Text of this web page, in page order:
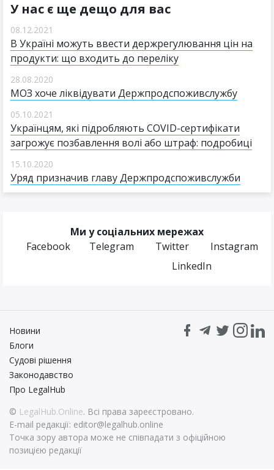
У нас є ще дещо для вас
08.12.2021
В Україні можуть ввести держрегулювання цін на
продукти: що входить до переліку
28.08.2020
МОЗ хоче ліквідувати Держпродспоживслужбу
05.10.2021
Українцям, які підробляють COVID-сертифікати
загрожує позбавлення волі або штраф: подробиці
15.10.2020
Уряд призначив главу Держпродспоживслужби
Ми у соціальних мережах
Facebook
Telegram Twitter
Instagram
LinkedIn
© LegalHub.Online. Всі права зареєстровано.
E-mail редакції: editor@legalhub.online
Точка зору автора може не співпадати з офіційною
позицією редакції
Новини
Блоги
Судові рішення
Законодавство
Про LegalHub